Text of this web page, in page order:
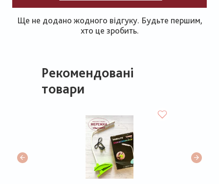
Ще не додано жодного відгуку. Будьте першим,
хто це зробить.
Рекомендовані
товари